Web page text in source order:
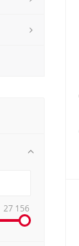
27 156